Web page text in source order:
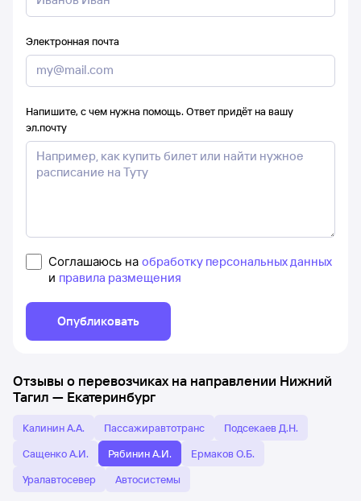
Электронная почта
Напишите, с чем нужна помощь. Ответ придёт на вашу
эл.почту
Соглашаюсь на обработку персональных данных
и правила размещения
Опубликовать
Отзывы о перевозчиках на направлении Нижний
Тагил — Екатеринбург
Калинин А.А. Пассажиравтотранс
Подсекаев Д.Н.
Сащенко А.И.
Рябинин А.И.
Ермаков О.Б.
Уралавтосевер
Автосистемы